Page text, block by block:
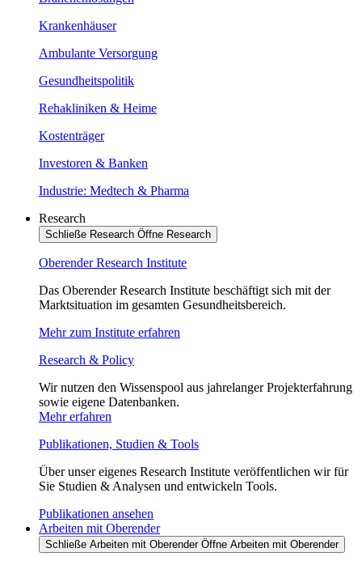
Krankenhäuser
Ambulante Versorgung
Gesundheitspolitik
Rehakliniken & Heime
Kostenträger
Investoren & Banken
Industrie: Medtech & Pharma
Research
Schließe Research Öffne Research
Oberender Research Institute
Das Oberender Research Institute beschäftigt sich mit der
Marktsituation im gesamten Gesundheitsbereich.
Mehr zum Institute erfahren
Research & Policy
Wir nutzen den Wissenspool aus jahrelanger Projekterfahrung
sowie eigene Datenbanken.
Mehr erfahren
Publikationen, Studien & Tools
Über unser eigenes Research Institute veröffentlichen wir für
Sie Studien & Analysen und entwickeln Tools.
Publikationen ansehen
Arbeiten mit Oberender
Schließe Arbeiten mit Oberender Öffne Arbeiten mit Oberender